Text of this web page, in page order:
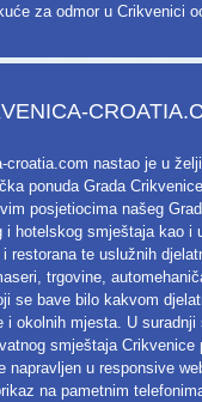
za odmor u Crikvenici
croatia.com nastao je u
ponuda Grada
posjetiocima našeg
i hotelskog smještaja kao i
restorana te uslužnih
trgovine,
se bave bilo kakvom
i okolnih mjesta. U suradnji
smještaja Crikvenice
napravljen u responsive
na pametnim